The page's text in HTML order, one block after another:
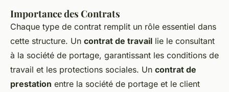
Importance des Contrats
Chaque type de contrat remplit un rôle essentiel dans
cette structure. Un contrat de travail lie le consultant
à la société de portage, garantissant les conditions de
travail et les protections sociales. Un contrat de
prestation entre la société de portage et le client